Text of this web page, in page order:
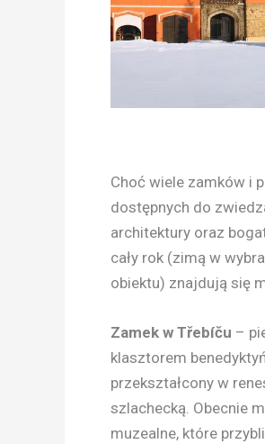
Choć wiele zamków i
dostępnych do
architektury oraz
cały rok (zimą w
obiektu) znajdują się
Zamek w Třebíču –
klasztorem
przekształcony w
szlachecką. Obecnie
muzealne, które